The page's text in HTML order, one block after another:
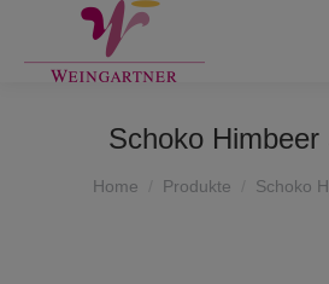
Schoko Himbeer
Home Produkte Schoko